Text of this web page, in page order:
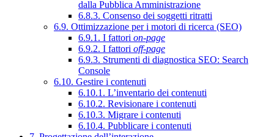
dalla Pubblica Amministrazione
6.8.3. Consenso dei soggetti ritratti
6.9. Ottimizzazione per i motori di ricerca (SEO)
6.9.1. I fattori on-page
6.9.2. I fattori off-page
6.9.3. Strumenti di diagnostica SEO: Search
Console
6.10. Gestire i contenuti
6.10.1. L’inventario dei contenuti
6.10.2. Revisionare i contenuti
6.10.3. Migrare i contenuti
6.10.4. Pubblicare i contenuti